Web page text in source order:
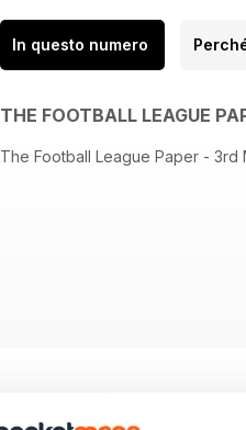
In questo numero
THE FOOTBALL LEAGUE
The Football League Paper - 3rd